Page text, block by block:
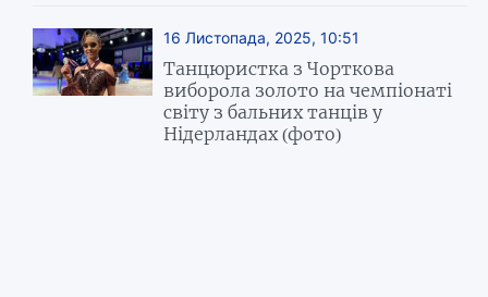
16 Листопада, 2025, 10:51
Танцюристка з Чорткова
виборола золото на чемпіонаті
світу з бальних танців у
Нідерландах (фото)